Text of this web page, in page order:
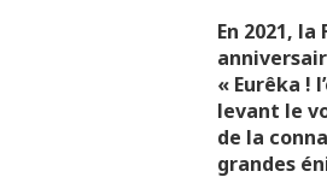
En 2021, la
« Eurêka !
levant le
de la
grandes